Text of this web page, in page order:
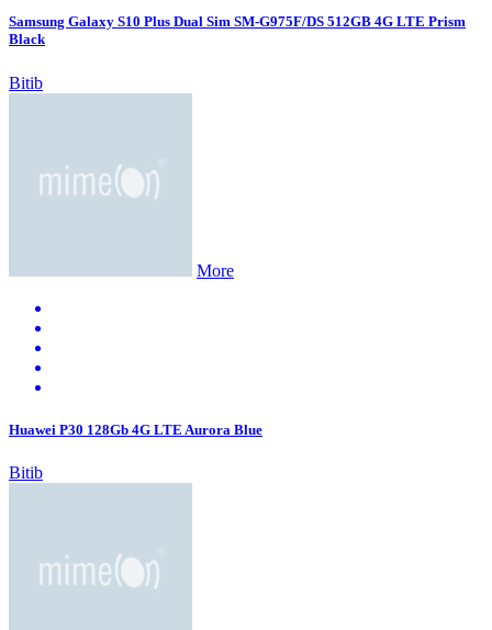
Samsung Galaxy S10 Plus Dual Sim SM-G975F/DS 512GB 4G LTE Prism
Black
Bitib
More
Huawei P30 128Gb 4G LTE Aurora Blue
Bitib